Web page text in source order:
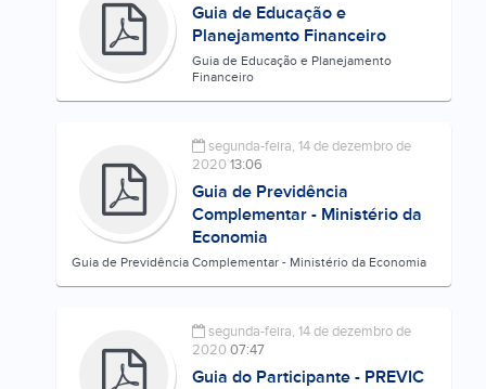
Guia de Educação e
Planejamento Financeiro
Guia de Educação e Planejamento
Financeiro
segunda-feira, 14 de dezembro de
202013:06
Guia de Previdência
Complementar - Ministério da
Economia
Guia de Previdência Complementar - Ministério da Economia
segunda-feira, 14 de dezembro de
202007:47
Guia do Participante - PREVIC